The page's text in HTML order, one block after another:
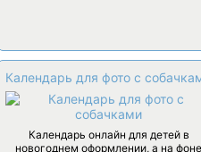
Календарь для фото с
Календарь онлайн для детей в
новогоднем оформлении, а на фоне